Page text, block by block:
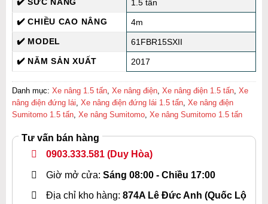
1.5 tấn
✔️ CHIỀU CAO NÂNG
4m
✔️ MODEL
61FBR15SXII
✔️ NĂM SẢN XUẤT
2017
Danh mục: Xe nâng 1.5 tấn, Xe nâng điện, Xe nâng điện 1.5 tấn, Xe
nâng điện đứng lái, Xe nâng điện đứng lái 1.5 tấn, Xe nâng điện
Sumitomo 1.5 tấn, Xe nâng Sumitomo, Xe nâng Sumitomo 1.5 tấn
Tư vấn bán hàng
0903.333.581 (Duy Hòa)
Giờ mở cửa: Sáng 08:00 - Chiều 17:00
Địa chỉ kho hàng: 874A Lê Đức Anh (Quốc Lộ